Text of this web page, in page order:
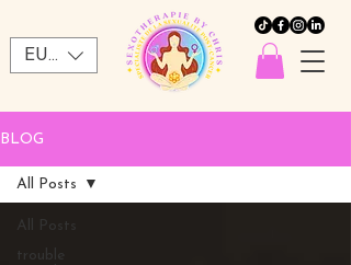
EUR (€)
BLOG
All Posts
trouble
All Posts